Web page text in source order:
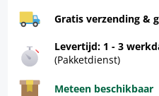
Gratis verzending &
Levertijd: 1 - 3
(Pakketdienst)
Meteen beschikbaar